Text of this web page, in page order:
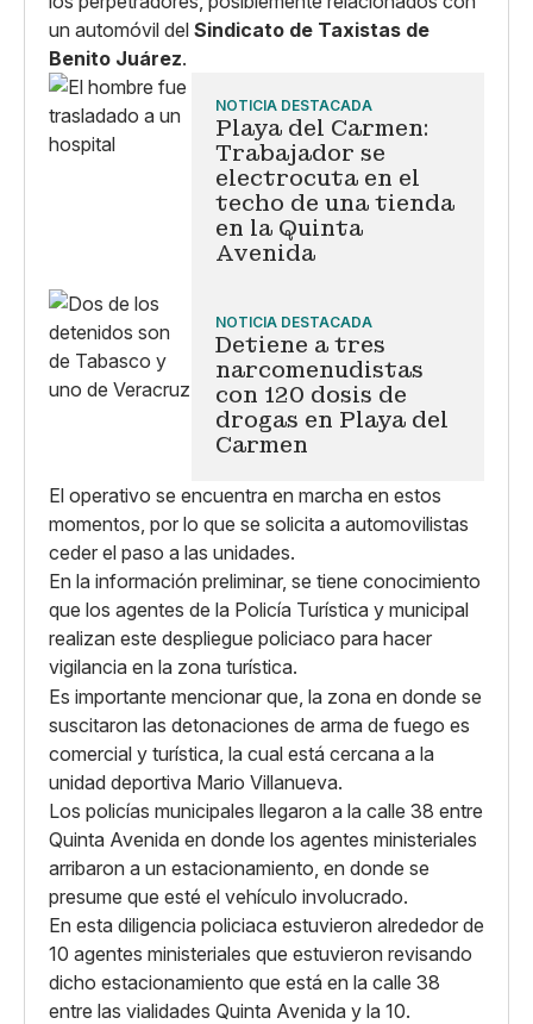
un automóvil del Sindicato de Taxistas de
Benito Juárez.
NOTICIA DESTACADA
Playa del Carmen:
Trabajador se
electrocuta en el
techo de una tienda
en la Quinta
Avenida
NOTICIA DESTACADA
Detiene a tres
narcomenudistas
con 120 dosis de
drogas en Playa del
Carmen
El operativo se encuentra en marcha en estos
momentos, por lo que se solicita a automovilistas
ceder el paso a las unidades.
En la información preliminar, se tiene conocimiento
que los agentes de la Policía Turística y municipal
realizan este despliegue policiaco para hacer
vigilancia en la zona turística.
Es importante mencionar que, la zona en donde se
suscitaron las detonaciones de arma de fuego es
comercial y turística, la cual está cercana a la
unidad deportiva Mario Villanueva.
Los policías municipales llegaron a la calle 38 entre
Quinta Avenida en donde los agentes ministeriales
arribaron a un estacionamiento, en donde se
presume que esté el vehículo involucrado.
En esta diligencia policiaca estuvieron alrededor de
10 agentes ministeriales que estuvieron revisando
dicho estacionamiento que está en la calle 38
entre las vialidades Quinta Avenida y la 10.